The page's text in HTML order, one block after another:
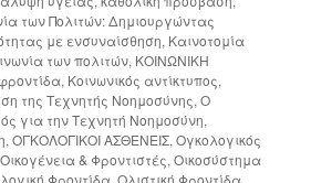
των Πολιτών: Δημιουργώντας
με ενσυναίσθηση, Καινοτομία
των πολιτών, ΚΟΙΝΩΝΙΚΗ
, Κοινωνικός αντίκτυπος,
της Τεχνητής Νοημοσύνης,Ο
για την Τεχνητή Νοημοσύνη,
,ΟΓΚΟΛΟΓΙΚΟΙ ΑΣΘΕΝΕΙΣ,Ογκολογικός
Οικογένεια & Φροντιστές,Οικοσύστημα
Φροντίδα,Ολιστική Φροντίδα,